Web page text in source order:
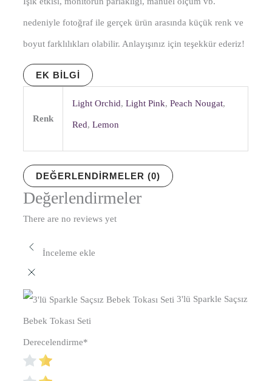
nedeniyle fotoğraf ile gerçek ürün arasında küçük renk ve
boyut farklılıkları olabilir. Anlayışınız için teşekkür ederiz!
EK BILGI
Renk
Light Orchid,Light Pink,Peach Nougat,
Red,Lemon
DEĞERLENDIRMELER (0)
Değerlendirmeler
There are no reviews yet
İnceleme ekle
3'lü Sparkle Saçsız
Bebek Tokası Seti
Derecelendirme*